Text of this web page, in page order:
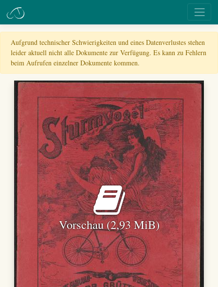
Aufgrund technischer Schwierigkeiten und eines Datenverlustes stehen
leider aktuell nicht alle Dokumente zur Verfügung. Es kann zu Fehlern
beim Aufrufen einzelner Dokumente kommen.
Vorschau (2,93 MiB)